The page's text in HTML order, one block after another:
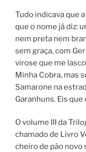
Tudo indicava que
que o nome já diz:
nem preta nem
sem graça, com
virose que me
Minha Cobra, mas
Samarone na
Garanhuns. Eis
O volume III da
chamado de Livro
cheiro de pão novo